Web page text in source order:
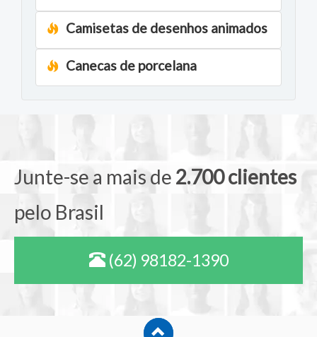
Camisetas de desenhos animados
Canecas de porcelana
Junte-se a mais de 2.700 clientes
pelo Brasil
(62) 98182-1390